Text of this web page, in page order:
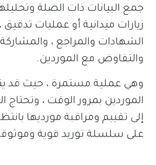
جمع البيانات ذات الصلة
زيارات ميدانية أو عمليات
الشهادات والمراجع ،
والتفاوض مع الموردين.
وهي عملية مستمرة ، حيث قد
الموردين بمرور الوقت ،
إلى تقييم ومراقبة مورديها
على سلسلة توريد قوية